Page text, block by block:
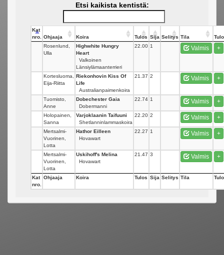
Etsi kaikista kentistä:
Kat
nro.
Ohjaaja Koira Tulos Sija Selitys Tila
Rosenlund,
Ulla
Highwhite Hungry
Heart
Valkoinen
Länsiylämaanterrieri
22.00 1 Valmis +
Kortesluoma,
Eija-Riitta
Riekonhovin Kiss Of
Life
Australianpaimenkoira
21.37 2 Valmis +
Tuomisto,
Anne
Dobechester Gaia
Dobermanni
22.74 1 Valmis +
Holopainen,
Sanna
Varjoklaanin Taifuuni
Shetlanninlammaskoira
22.20 2 Valmis +
Mertsalmi-
Vuorinen,
Lotta
Hathor Eilleen
Hovawart
22.27 1 Valmis +
Mertsalmi-
Vuorinen,
Lotta
Uskihoff's Melina
Hovawart
21.47 3 Valmis +
Kat
nro.
Ohjaaja Koira Tulos Sija Selitys Tila